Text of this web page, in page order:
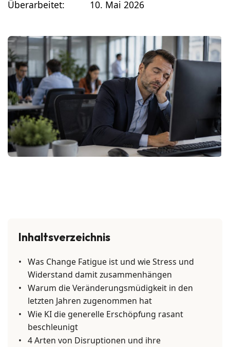
Überarbeitet:
10. Mai 2026
Inhaltsverzeichnis
Was Change Fatigue ist und wie Stress und
Widerstand damit zusammenhängen
Warum die Veränderungsmüdigkeit in den
letzten Jahren zugenommen hat
Wie KI die generelle Erschöpfung rasant
beschleunigt
4 Arten von Disruptionen und ihre